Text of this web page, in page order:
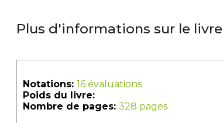
Plus d'informations sur le livre
Notations: 16 évaluations
Poids du livre:
Nombre de pages: 328 pages